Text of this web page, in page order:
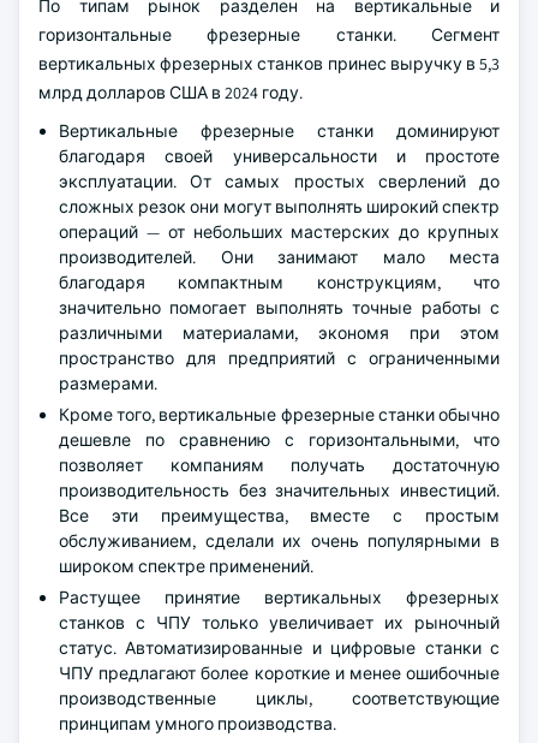
По типам рынок разделен на вертикальные и
горизонтальные фрезерные станки. Сегмент
вертикальных фрезерных станков принес выручку в 5,3
млрд долларов США в 2024 году.
Вертикальные фрезерные станки доминируют
благодаря своей универсальности и простоте
эксплуатации. От самых простых сверлений до
сложных резок они могут выполнять широкий спектр
операций — от небольших мастерских до крупных
производителей. Они занимают мало места
благодаря компактным конструкциям, что
значительно помогает выполнять точные работы с
различными материалами, экономя при этом
пространство для предприятий с ограниченными
размерами.
Кроме того, вертикальные фрезерные станки обычно
дешевле по сравнению с горизонтальными, что
позволяет компаниям получать достаточную
производительность без значительных инвестиций.
Все эти преимущества, вместе с простым
обслуживанием, сделали их очень популярными в
широком спектре применений.
Растущее принятие вертикальных фрезерных
станков с ЧПУ только увеличивает их рыночный
статус. Автоматизированные и цифровые станки с
ЧПУ предлагают более короткие и менее ошибочные
производственные циклы, соответствующие
принципам умного производства.